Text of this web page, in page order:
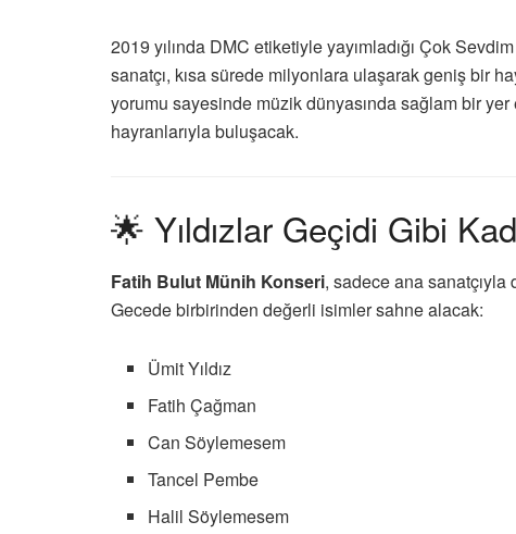
2019 yılında DMC etiketiyle yayımladığı Çok
sanatçı, kısa sürede milyonlara ulaşarak geniş bir
yorumu sayesinde müzik dünyasında sağlam bir
hayranlarıyla buluşacak.
🌟 Yıldızlar Geçidi Gibi
Fatih Bulut Münih Konseri, sadece ana
Gecede birbirinden değerli isimler sahne alacak:
Ümit Yıldız
Fatih Çağman
Can Söylemesem
Tancel Pembe
Halil Söylemesem